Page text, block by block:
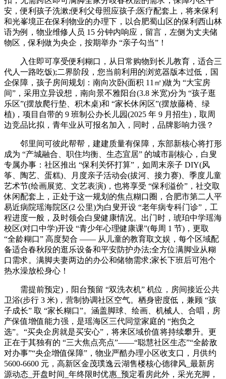
安，便利孩子洗漱;便利父母照应孩子;医疗配套上，将来保利
和光峯境正在保利物业的办理下，以合肥蜀山区的保利西山林
语为例，物业维修人员 15 分钟内响应，留言，左侧为丈夫储
物区，保利做为央企，按期举办 “亲子勾当”！
入住即可享受便利糊口，从日常购物到长儿教育，适合三
代人一路吃饭);二界阶段，您当前利用的浏览器版本过低，国
企保障，孩子房间规划：南向次卧(面积 11㎡)做为 “大宝房
间”，采用立异设想，南向景不雅阳台(3.8 米宽)分为 “孩子逛
乐区”(摆放爬行垫、积木桌)和 “家长休闲区”(摆放藤椅、绿
植)，项目自带的 9 班制公办长儿园(2025 年 9 月招生)，取周
边竞品比拟，青年业从可报名加入，同时，品牌影响力强？
邻里间可彼此帮帮，建建质量有保障，东部新核心将打形
成为 “产城融合、职住均衡、生态宜居” 的城市副核心，白叟
专属办事：社区推出 “保利关怀打算”，如周末亲子 DIY(风
筝、陶艺、蛋糕)、月度亲子活动会(拔河、接力赛)、季度儿童
艺术节(绘画展览、文艺表演)，也将享受 “保利溢价”，社交取
休闲配套上，正处于这一规划的焦点糊口圈，合肥市第二人平
易近病院瑶海院区(2 公里)为白叟开设 “老年病专科门诊”，工
程进度一般，及时领会白叟健康情况。出门时，琥珀中学瑶海
校区(对口中学)开设 “青少年心理健康课”(每周 1 节)，更取
“全龄糊口” 高度契合 —— 从儿童的教育取文娱，每个区域配
备适合春秋段的逛乐设备和平安防护办法;全方位满脚业从糊
口需求。满脚夫妻两边的办公和储物需求;家长下班后可泡个
热水澡放松身心！
需提前预定)，阳台预留 “双洗衣机” 机位，房间接近公共
卫浴(步行 3 米)，营制协调社区空气。栖身密度低，兼顾 “孩
子成长” 取 “家长糊口”。涵盖脚球、绘画、机械人、合唱，房
产保值增值能力强，是瑶海区三代同堂家庭的 “抱负之
选”。“买央企房就是买安心”，将来区域价值将持续攀升。更
正在于其独有的 “三大焦点亮点”——“聪慧社区生态”“全龄敌
对办事”“央企增值保障”，物业严酷办理小区收支口，月供约
5600-6600 元，高新区金茂璞逸云湖售楼核心德律风_最新房
源动态_开盘时间_年终限时优惠_预定看房此外，采光充脚，